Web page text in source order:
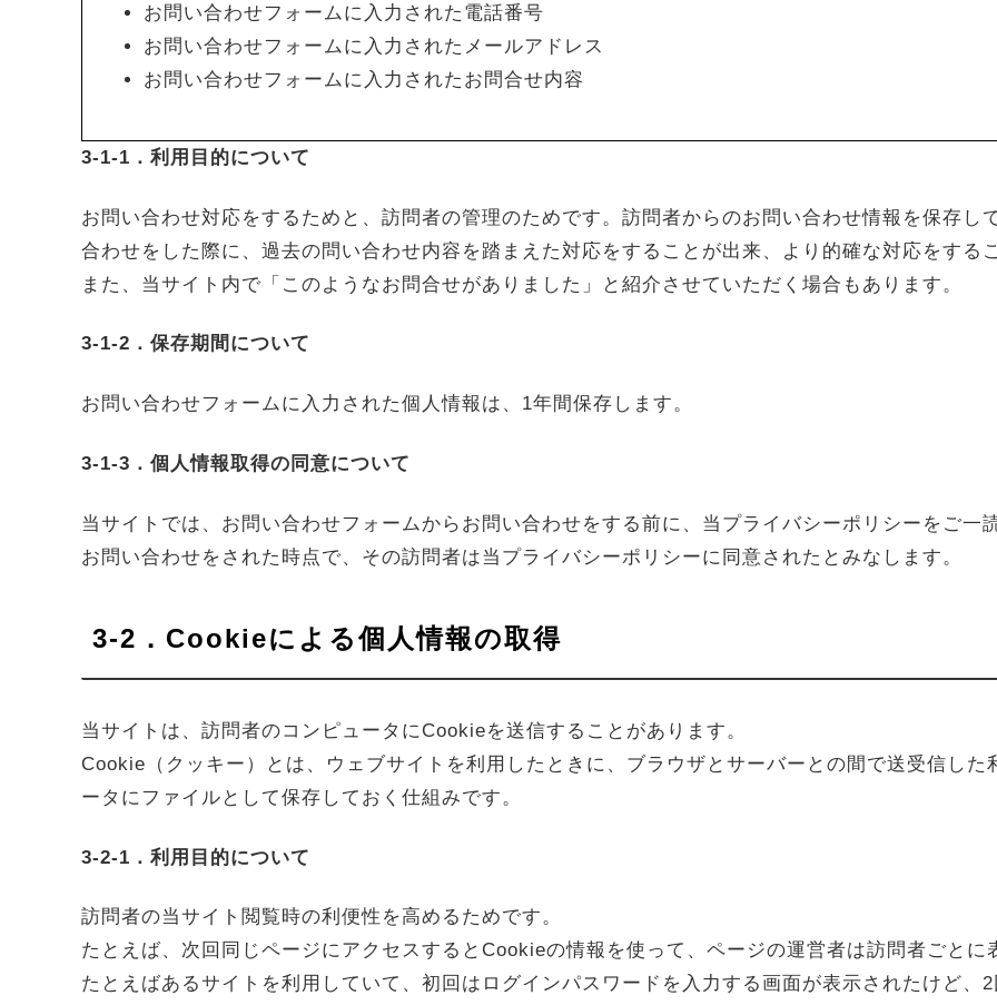
お問い合わせフォームに入力された電話番号
お問い合わせフォームに入力されたメールアドレス
お問い合わせフォームに入力されたお問合せ内容
3-1-1．利用目的について
お問い合わせ対応をするためと、訪問者の管理のためです。訪問者からのお問い合わせ情報を保存し
合わせをした際に、過去の問い合わせ内容を踏まえた対応をすることが出来、より的確な対応をする
また、当サイト内で「このようなお問合せがありました」と紹介させていただく場合もあります。
3-1-2．保存期間について
お問い合わせフォームに入力された個人情報は、1年間保存します。
3-1-3．個人情報取得の同意について
当サイトでは、お問い合わせフォームからお問い合わせをする前に、当プライバシーポリシーをご一
お問い合わせをされた時点で、その訪問者は当プライバシーポリシーに同意されたとみなします。
3-2．Cookieによる個人情報の取得
当サイトは、訪問者のコンピュータにCookieを送信することがあります。
Cookie（クッキー）とは、ウェブサイトを利用したときに、ブラウザとサーバーとの間で送受信し
ータにファイルとして保存しておく仕組みです。
3-2-1．利用目的について
訪問者の当サイト閲覧時の利便性を高めるためです。
たとえば、次回同じページにアクセスするとCookieの情報を使って、ページの運営者は訪問者ごとに
たとえばあるサイトを利用していて、初回はログインパスワードを入力する画面が表示されたけど、